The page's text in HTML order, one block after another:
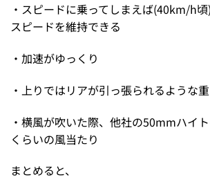
・スピードに乗ってしまえば(40km/h
スピードを維持できる
・加速がゆっくり
・上りではリアが引っ張られるような
・横風が吹いた際、他社の50mmハイ
くらいの風当たり
まとめると、